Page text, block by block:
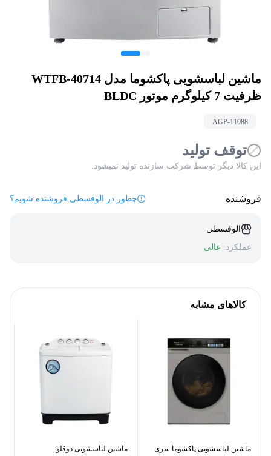
ماشین لباسشویی پاکشوما مدل 40714-WTFB
ظرفیت 7 کیلوگرم موتور BLDC
AGP-11088
توقف تولید
این کالا دیگر توسط شرکت سازنده تولید نمیشود.
فروشنده چطور در الوقسطی فروشنده شویم؟
الوقسطی
عملکرد: عالی
کالاهای مشابه
ماشین لباسشویی پاکشوما سری
ماشین لباسشویی دوقلو